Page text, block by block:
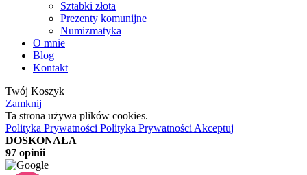
Sztabki złota
Prezenty komunijne
Numizmatyka
O mnie
Blog
Kontakt
Twój Koszyk
Zamknij
Ta strona używa plików cookies.
Polityka Prywatności Polityka Prywatności Akceptuj
DOSKONAŁA
97 opinii